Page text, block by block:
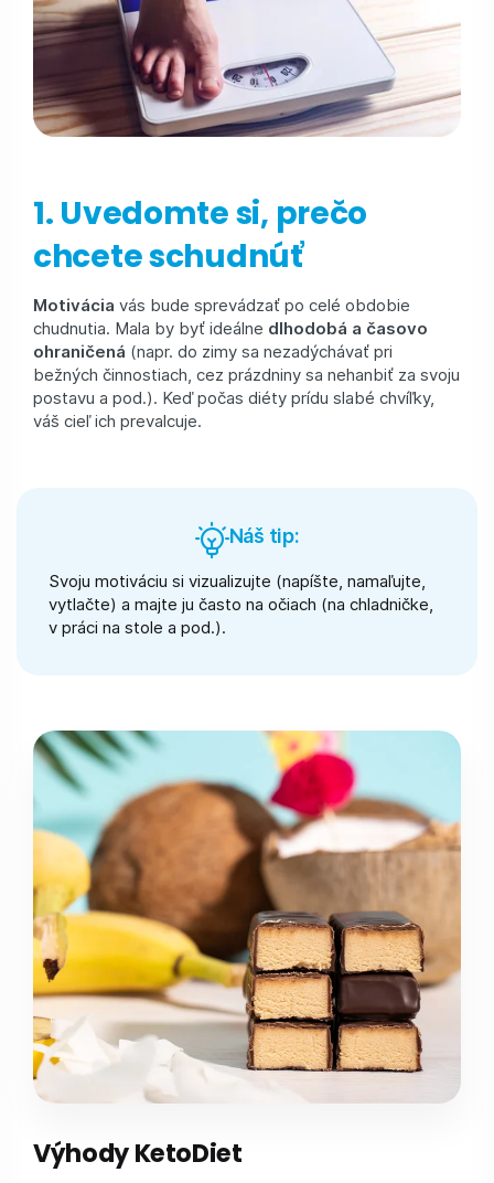
1. Uvedomte si, prečo
chcete schudnúť
Motivácia vás bude sprevádzať po celé obdobie
chudnutia. Mala by byť ideálne dlhodobá a časovo
ohraničená (napr. do zimy sa nezadýchávať pri
bežných činnostiach, cez prázdniny sa nehanbiť za svoju
postavu a pod.). Keď počas diéty prídu slabé chvíľky,
váš cieľ ich prevalcuje.
Náš tip:
Svoju motiváciu si vizualizujte (napíšte, namaľujte,
vytlačte) a majte ju často na očiach (na chladničke,
v práci na stole a pod.).
Výhody KetoDiet